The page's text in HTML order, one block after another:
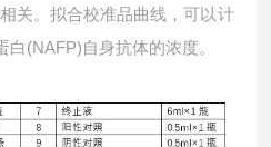
关。拟合校准品曲线，可以计
白(NAFP)自身抗体的浓度。